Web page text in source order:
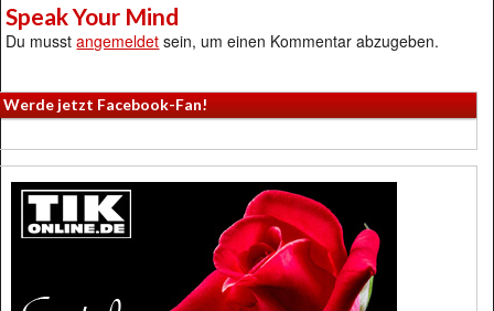
Speak Your Mind
Du musstangemeldet sein, um einen Kommentar abzugeben.
Werde jetzt Facebook-Fan!